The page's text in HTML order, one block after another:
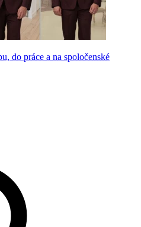
do práce a na spoločenské